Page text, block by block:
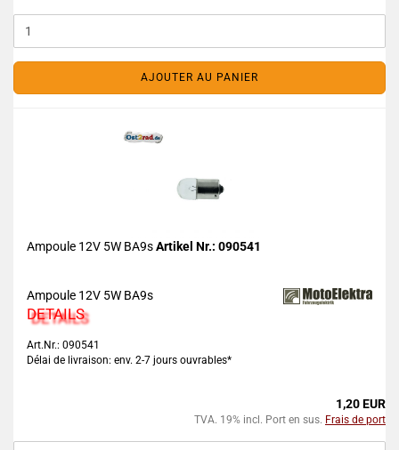
AJOUTER AU PANIER
Ampoule 12V 5W BA9sArtikel Nr.: 090541
Ampoule 12V 5W BA9s
DETAILS
Art.Nr.: 090541
Délai de livraison: env. 2-7 jours ouvrables*
1,20 EUR
TVA. 19% incl. Port en sus. Frais de port